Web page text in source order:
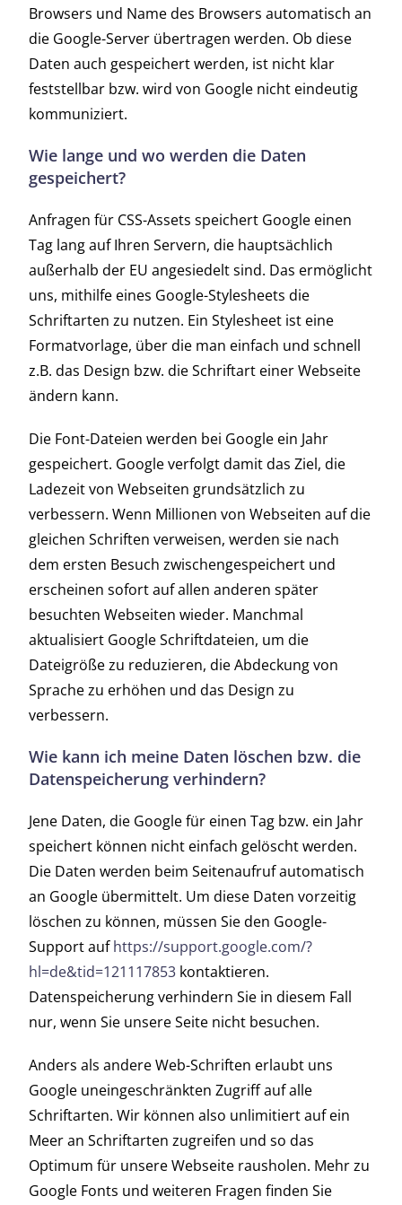
Browsers und Name des Browsers automatisch an
die Google-Server übertragen werden. Ob diese
Daten auch gespeichert werden, ist nicht klar
feststellbar bzw. wird von Google nicht eindeutig
kommuniziert.
Wie lange und wo werden die Daten
gespeichert?
Anfragen für CSS-Assets speichert Google einen
Tag lang auf Ihren Servern, die hauptsächlich
außerhalb der EU angesiedelt sind. Das ermöglicht
uns, mithilfe eines Google-Stylesheets die
Schriftarten zu nutzen. Ein Stylesheet ist eine
Formatvorlage, über die man einfach und schnell
z.B. das Design bzw. die Schriftart einer Webseite
ändern kann.
Die Font-Dateien werden bei Google ein Jahr
gespeichert. Google verfolgt damit das Ziel, die
Ladezeit von Webseiten grundsätzlich zu
verbessern. Wenn Millionen von Webseiten auf die
gleichen Schriften verweisen, werden sie nach
dem ersten Besuch zwischengespeichert und
erscheinen sofort auf allen anderen später
besuchten Webseiten wieder. Manchmal
aktualisiert Google Schriftdateien, um die
Dateigröße zu reduzieren, die Abdeckung von
Sprache zu erhöhen und das Design zu
verbessern.
Wie kann ich meine Daten löschen bzw. die
Datenspeicherung verhindern?
Jene Daten, die Google für einen Tag bzw. ein Jahr
speichert können nicht einfach gelöscht werden.
Die Daten werden beim Seitenaufruf automatisch
an Google übermittelt. Um diese Daten vorzeitig
löschen zu können, müssen Sie den Google-
Support aufhttps://support.google.com/?
hl=de&tid=121117853 kontaktieren.
Datenspeicherung verhindern Sie in diesem Fall
nur, wenn Sie unsere Seite nicht besuchen.
Anders als andere Web-Schriften erlaubt uns
Google uneingeschränkten Zugriff auf alle
Schriftarten. Wir können also unlimitiert auf ein
Meer an Schriftarten zugreifen und so das
Optimum für unsere Webseite rausholen. Mehr zu
Google Fonts und weiteren Fragen finden Sie